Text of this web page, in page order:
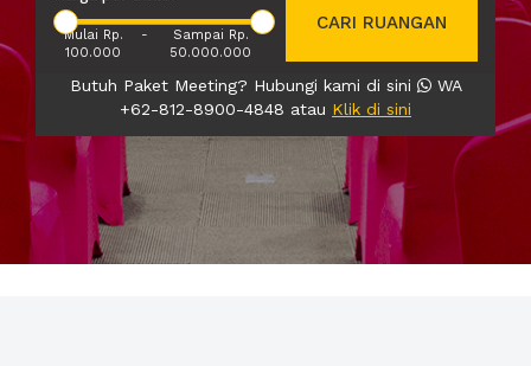
Mulai Rp.
100.000
-
Sampai Rp.
50.000.000
CARI RUANGAN
Butuh Paket Meeting? Hubungi kami di sini
WA
+62-812-8900-4848 atau Klik di sini